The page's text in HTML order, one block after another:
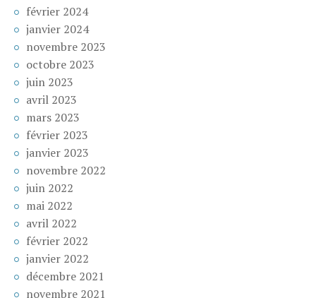
février 2024
janvier 2024
novembre 2023
octobre 2023
juin 2023
avril 2023
mars 2023
février 2023
janvier 2023
novembre 2022
juin 2022
mai 2022
avril 2022
février 2022
janvier 2022
décembre 2021
novembre 2021